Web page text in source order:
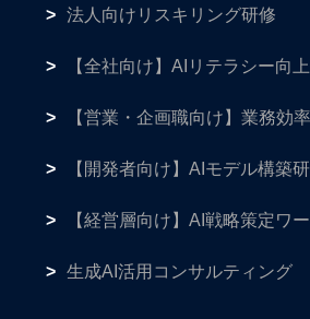
法人向けリスキリング研修
【全社向け】AIリテラシー向
【営業・企画職向け】業務効
【開発者向け】AIモデル構築
【経営層向け】AI戦略策定ワ
生成AI活用コンサルティング